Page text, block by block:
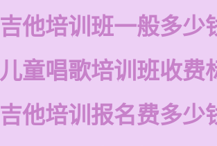
吉他培训班一般多少
儿童唱歌培训班收费
吉他培训报名费多少